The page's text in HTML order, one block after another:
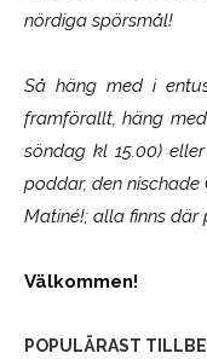
nördiga spörsmål!
Så häng med i
framförallt, häng
söndag kl 15.00)
poddar, den
Matiné!; alla finns där
Välkommen!
POPULÄRAST